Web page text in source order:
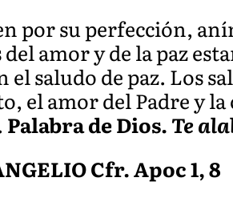
por su perfección,
amor y de la paz
saludo de paz. Los
el amor del Padre y
Palabra de Dios.Te
Cfr. Apoc 1, 8